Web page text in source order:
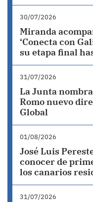
30/07/2026
Miranda
‘Conecta con
su etapa final
31/07/2026
La Junta
Romo nuevo
Global
01/08/2026
José Luis
conocer de
los canarios
31/07/2026